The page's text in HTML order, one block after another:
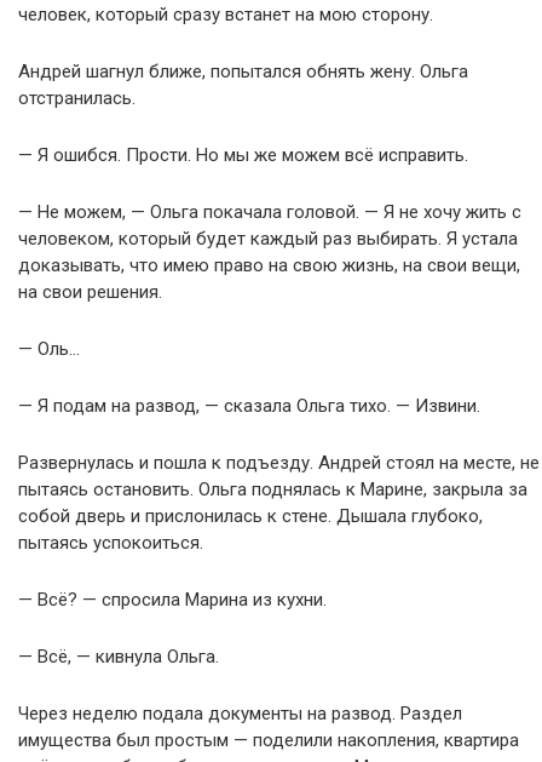
человек, который сразу встанет на мою сторону.
Андрей шагнул ближе, попытался обнять жену. Ольга
отстранилась.
— Я ошибся. Прости. Но мы же можем всё исправить.
— Не можем, — Ольга покачала головой. — Я не хочу жить с
человеком, который будет каждый раз выбирать. Я устала
доказывать, что имею право на свою жизнь, на свои вещи,
на свои решения.
— Оль…
— Я подам на развод, — сказала Ольга тихо. — Извини.
Развернулась и пошла к подъезду. Андрей стоял на месте, не
пытаясь остановить. Ольга поднялась к Марине, закрыла за
собой дверь и прислонилась к стене. Дышала глубоко,
пытаясь успокоиться.
— Всё? — спросила Марина из кухни.
— Всё, — кивнула Ольга.
Через неделю подала документы на развод. Раздел
имущества был простым — поделили накопления, квартира